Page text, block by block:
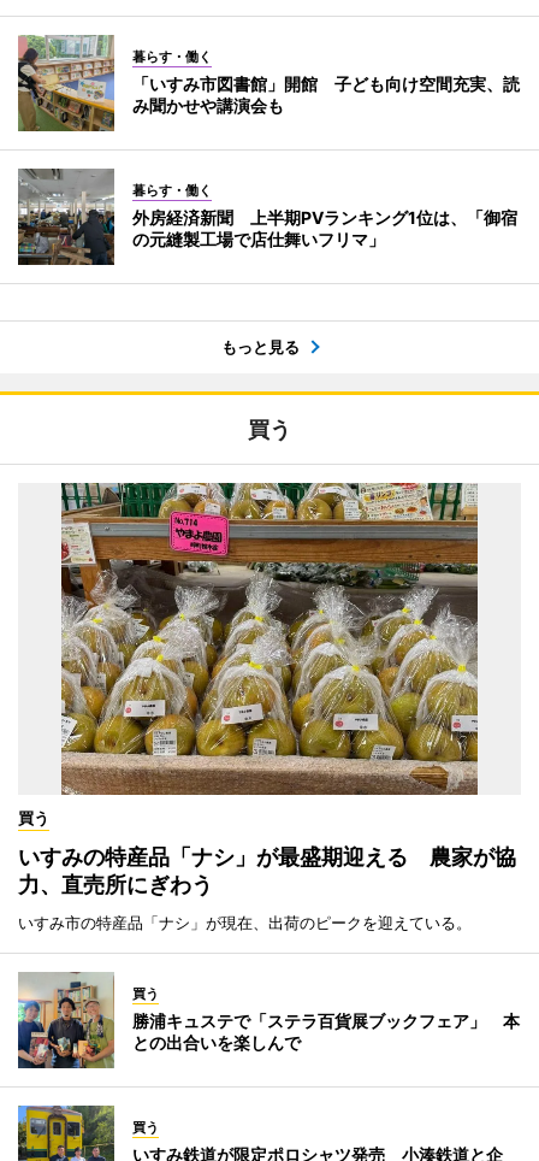
暮らす・働く
「いすみ市図書館」開館 子ども向け空間充実、読
み聞かせや講演会も
暮らす・働く
外房経済新聞 上半期PVランキング1位は、「御宿
の元縫製工場で店仕舞いフリマ」
もっと見る
買う
買う
いすみの特産品「ナシ」が最盛期迎える 農家が協
力、直売所にぎわう
いすみ市の特産品「ナシ」が現在、出荷のピークを迎えている。
買う
勝浦キュステで「ステラ百貨展ブックフェア」 本
との出合いを楽しんで
買う
いすみ鉄道が限定ポロシャツ発売 小湊鉄道と企